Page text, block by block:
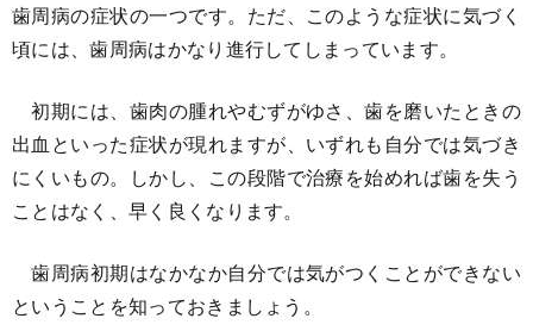
歯周病の症状の一つです。ただ、このような症状に気づく
頃には、歯周病はかなり進行してしまっています。
初期には、歯肉の腫れやむずがゆさ、歯を磨いたときの
出血といった症状が現れますが、いずれも自分では気づき
にくいもの。しかし、この段階で治療を始めれば歯を失う
ことはなく、早く良くなります。
歯周病初期はなかなか自分では気がつくことができない
ということを知っておきましょう。